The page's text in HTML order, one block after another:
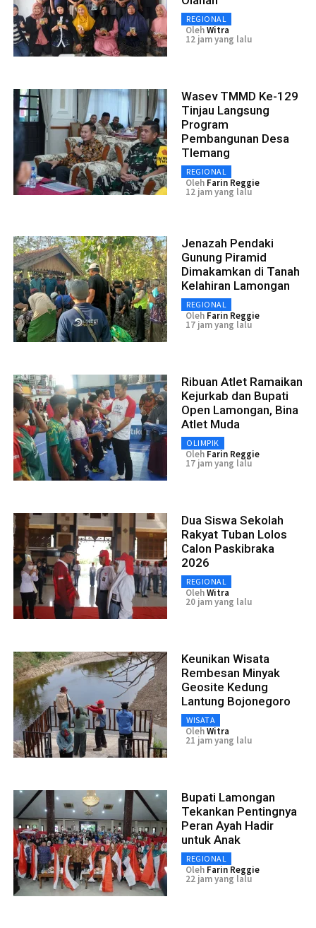
REGIONAL
OlehWitra
12 jam yang lalu
Wasev TMMD Ke-129
Tinjau Langsung
Program
Pembangunan Desa
Tlemang
REGIONAL
Oleh Farin Reggie
12 jam yang lalu
Jenazah Pendaki
Gunung Piramid
Dimakamkan di Tanah
Kelahiran Lamongan
REGIONAL
Oleh Farin Reggie
17 jam yang lalu
Ribuan Atlet Ramaikan
Kejurkab dan Bupati
Open Lamongan, Bina
Atlet Muda
OLIMPIK
Oleh Farin Reggie
17 jam yang lalu
Dua Siswa Sekolah
Rakyat Tuban Lolos
Calon Paskibraka
2026
REGIONAL
OlehWitra
20 jam yang lalu
Keunikan Wisata
Rembesan Minyak
Geosite Kedung
Lantung Bojonegoro
WISATA
OlehWitra
21 jam yang lalu
Bupati Lamongan
Tekankan Pentingnya
Peran Ayah Hadir
untuk Anak
REGIONAL
Oleh Farin Reggie
22 jam yang lalu